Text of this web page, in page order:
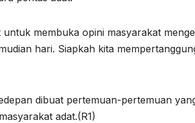
untuk membuka opini masyarakat
hari. Siapkah kita
dibuat pertemuan-pertemuan
adat.(R1)